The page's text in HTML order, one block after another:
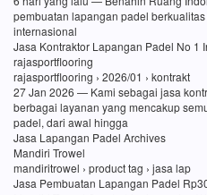
pembuatan lapangan padel
internasional
Jasa Kontraktor Lapangan Padel No 1
rajasportflooring
rajasportflooring › 2026/01 › kontrakt
27 Jan 2026 — Kami sebagai jasa
berbagai layanan yang mencakup
padel, dari awal hingga
Jasa Lapangan Padel Archives
Mandiri Trowel
mandiritrowel › product tag › jasa lap
Jasa Pembuatan Lapangan Padel